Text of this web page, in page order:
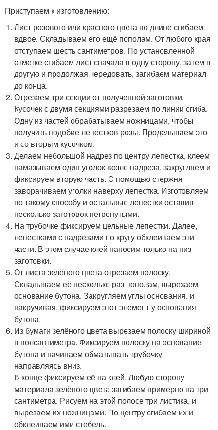
Приступаем к изготовлению:
Лист розового или красного цвета по длине сгибаем
вдвое. Складываем его ещё пополам. От любого края
отступаем шесть сантиметров. По установленной
отметке сгибаем лист сначала в одну сторону, затем в
другую и продолжая чередовать, загибаем материал
до конца.
Отрезаем три секции от полученной заготовки.
Кусочек с двумя секциями разрезаем по линии сгиба.
Одну из частей обрабатываем ножницами, чтобы
получить подобие лепестков розы. Проделываем это
и со вторым кусочком.
Делаем небольшой надрез по центру лепестка, клеем
намазываем один уголок возле надреза, закругляем и
фиксируем вторую часть. С помощью стержня
заворачиваем уголки наверху лепестка. Изготовляем
по такому способу и остальные лепестки оставив
несколько заготовок нетронутыми.
На трубочке фиксируем цельные лепестки. Далее,
лепестками с надрезами по кругу обклеиваем эти
части. В этом случае клей наносим только на низ
заготовки.
От листа зелёного цвета отрезаем полоску.
Складываем её несколько раз пополам, вырезаем
основание бутона. Закругляем углы основания, и
накручивая, фиксируем этот элемент у основания
бутона.
Из бумаги зелёного цвета вырезаем полоску шириной
в полсантиметра. Фиксируем полоску на основание
бутона и начинаем обматывать трубочку,
направляясь вниз.
В конце фиксируем её на клей. Любую сторону
материала зелёного цвета загибаем примерно на три
сантиметра. Рисуем на этой полосе три листика, и
вырезаем их ножницами. По центру сгибаем их и
обклеиваем ими стебель.